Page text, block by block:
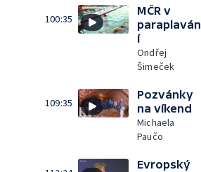
100:35
MČR v
paraplaván
í
Ondřej
Šimeček
109:35
Pozvánky
na víkend
Michaela
Paučo
Evropský